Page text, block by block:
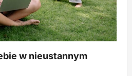
w nieustannym